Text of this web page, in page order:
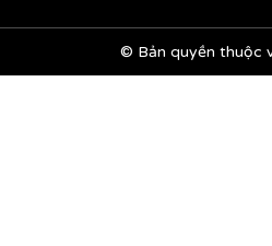
© Bản quyền thuộc